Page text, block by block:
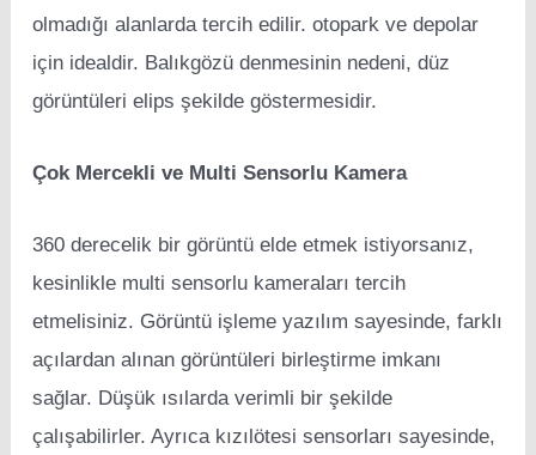
olmadığı alanlarda tercih edilir. otopark ve depolar
için idealdir. Balıkgözü denmesinin nedeni, düz
görüntüleri elips şekilde göstermesidir.
Çok Mercekli ve Multi Sensorlu Kamera
360 derecelik bir görüntü elde etmek istiyorsanız,
kesinlikle multi sensorlu kameraları tercih
etmelisiniz. Görüntü işleme yazılım sayesinde, farklı
açılardan alınan görüntüleri birleştirme imkanı
sağlar. Düşük ısılarda verimli bir şekilde
çalışabilirler. Ayrıca kızılötesi sensorları sayesinde,